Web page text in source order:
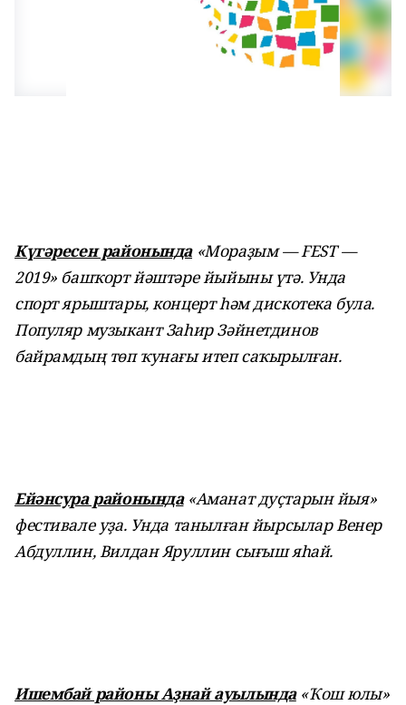
Күгәресен районында«Мораҙым — FEST —
2019» башҡорт йәштәре йыйыны үтә. Унда
спорт ярыштары, концерт һәм дискотека була.
Популяр музыкант Заһир Зәйнетдинов
байрамдың төп ҡунағы итеп саҡырылған.
Ейәнсура районында«Аманат дуҫтарын йыя»
фестивале уҙа. Унда танылған йырсылар Венер
Абдуллин, Вилдан Яруллин сығыш яһай.
Ишембай районы Аҙнай ауылында«Ҡош юлы»